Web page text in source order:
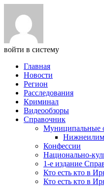
войти в систему
Главная
Новости
Регион
Расследования
Криминал
Видеообзоры
Справочник
Муниципальные
Конфессии
Национально-
1-е издание
Кто есть кто в
Кто есть кто в